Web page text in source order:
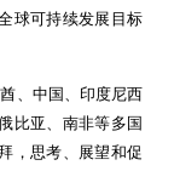
球可持续发展目标
、中国、印度尼西
比亚、南非等多国
，思考、展望和促